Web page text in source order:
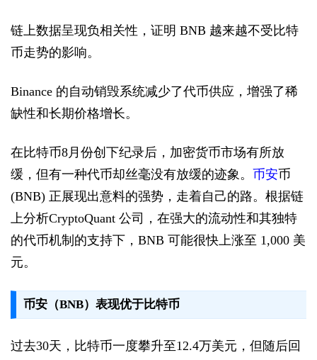
链上数据呈现负相关性，证明 BNB 越来越不受比特
币走势的影响。
Binance 的自动销毁系统减少了代币供应，增强了稀
缺性和长期价格增长。
在比特币8月份创下纪录后，加密货币市场有所放
缓，但有一种代币却丝毫没有放缓的迹象。 币安币
(BNB) 正展现出意料的强势，走着自己的路。根据链
上分析CryptoQuant 公司，在强大的流动性和其独特
的代币机制的支持下，BNB 可能很快上涨至 1,000 美
元。
币安（BNB）表现优于比特币
过去30天，比特币一度攀升至12.4万美元，但随后回